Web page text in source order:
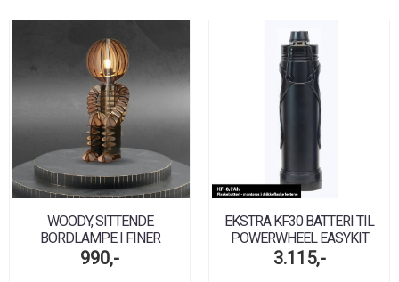
WOODY, SITTENDE
BORDLAMPE I FINER
990,-
EKSTRA KF30 BATTERI TIL
POWERWHEEL EASYKIT
3.115,-